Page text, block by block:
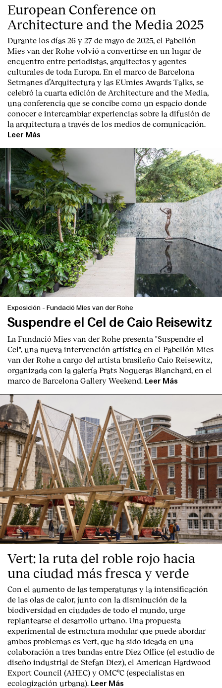
European Conference on
Architecture and the Media 2025
Durante los días 26 y 27 de mayo de 2025, el Pabellón
Mies van der Rohe volvió a convertirse en un lugar de
encuentro entre periodistas, arquitectos y agentes
culturales de toda Europa. En el marco de Barcelona
Setmanes d’Arquitectura y las EUmies Awards Talks, se
celebró la cuarta edición de Architecture and the Media,
una conferencia que se concibe como un espacio donde
conocer e intercambiar experiencias sobre la difusión de
la arquitectura a través de los medios de comunicación.
Leer Más
Exposición - Fundació Mies van der Rohe
Suspendre el Cel de Caio Reisewitz
La Fundació Mies van der Rohe presenta "Suspendre el
Cel", una nueva intervención artística en el Pabellón Mies
van der Rohe a cargo del artista brasileño Caio Reisewitz,
organizada con la galería Prats Nogueras Blanchard, en el
marco de Barcelona Gallery Weekend. Leer Más
Vert: la ruta del roble rojo hacia
una ciudad más fresca y verde
Con el aumento de las temperaturas y la intensificación
de las olas de calor, junto con la disminución de la
biodiversidad en ciudades de todo el mundo, urge
replantearse el desarrollo urbano. Una propuesta
experimental de estructura modular que puede abordar
ambos problemas es Vert, que ha sido ideada en una
colaboración a tres bandas entre Diez Office (el estudio de
diseño industrial de Stefan Diez), el American Hardwood
Export Council (AHEC) y OMCºC (especialistas en
ecologización urbana).
Leer Más